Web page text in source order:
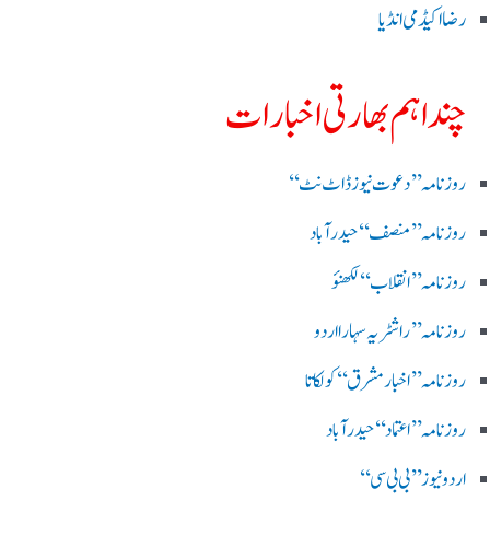
رضا اکیڈمی انڈیا
چند اہم بھارتی اخبارات
روز نامہ ’’ دعوت نیوز ڈاٹ نٹ‘‘
روزنامہ ’’ منصف‘‘ حیدر آباد
روزنامہ ’’ انقلاب‘‘ لکھنؤ
روز نامہ ’’راشٹریہ سہارا اردو
روزنامہ ’’اخبارمشرق‘‘ کولکاتا
روزنامہ ’’اعتماد‘‘ حیدرآباد
اردو نیوز ’’بی بی سی‘‘